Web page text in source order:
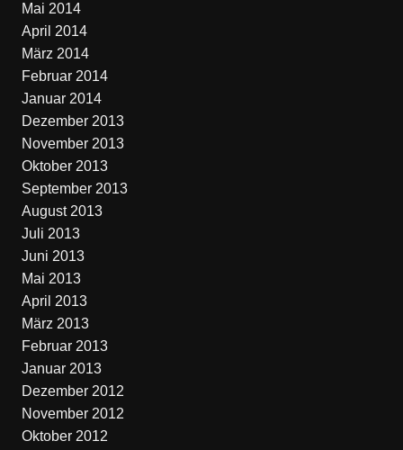
Mai 2014
April 2014
März 2014
Februar 2014
Januar 2014
Dezember 2013
November 2013
Oktober 2013
September 2013
August 2013
Juli 2013
Juni 2013
Mai 2013
April 2013
März 2013
Februar 2013
Januar 2013
Dezember 2012
November 2012
Oktober 2012